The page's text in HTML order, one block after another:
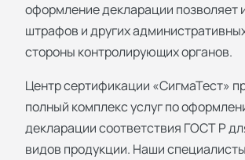
оформление декларации позволяет
штрафов и других
стороны контролирующих органов.
Центр сертификации «СигмаТест»
полный комплекс услуг по
декларации соответствия ГОСТ Р
видов продукции. Наши